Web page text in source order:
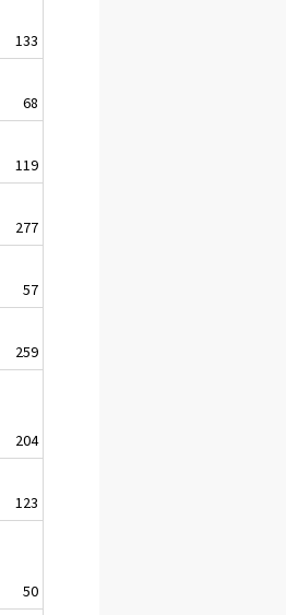
133
68
119
277
57
259
204
123
50